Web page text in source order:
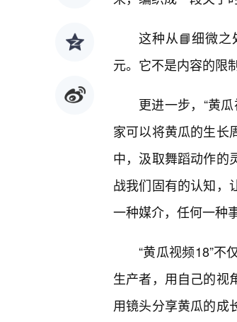
这种从📘细微之
元。它不是内容的限
更进一步，“黄
家可以将黄瓜的生长
中，汲取舞蹈动作的
战我们固有的认知，
一种媒介，任何一种
“黄瓜视频18”不
生产者，用自己的视
用镜头分享黄瓜的成